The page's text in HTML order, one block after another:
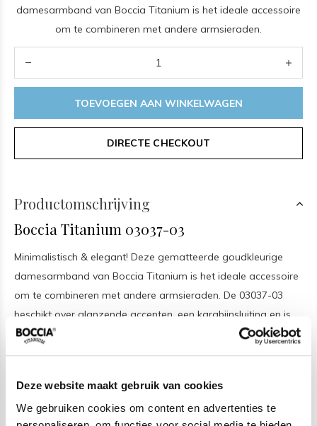
Deze website maakt gebruik van cookies
We gebruiken cookies om content en advertenties te
damesarmband van Boccia Titanium is het ideale accessoire
om te combineren met andere armsieraden.
TOEVOEGEN AAN WINKELWAGEN
DIRECTE CHECKOUT
Productomschrijving
Boccia Titanium 03037-03
Minimalistisch & elegant! Deze gematteerde goudkleurige
damesarmband van Boccia Titanium is het ideale accessoire
om te combineren met andere armsieraden. De 03037-03
beschikt over glanzende accenten, een karabijnsluiting en is
20cm lang. Bovendien ga je lang plezier hebben van dit
stijlvolle accessoire. Titanium is een hard en duurzaam
Bovendien kunnen lichte krassen met een droge zachte
schuurspons of met een pennengum meestal gemakkelijk